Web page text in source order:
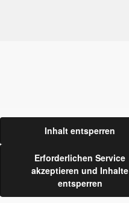
Inhalt entsperren
Erforderlichen Service
akzeptieren und Inhalte
entsperren